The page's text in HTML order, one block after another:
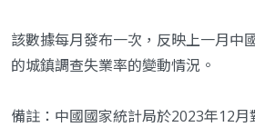
該數據每月發布一次，反映上一月中
的城鎮調查失業率的變動情況。
備註：中國國家統計局於2023年12